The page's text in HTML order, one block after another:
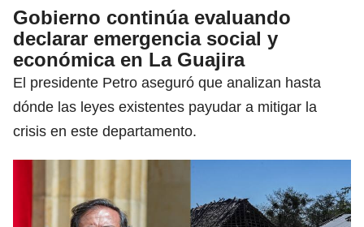
Gobierno continúa evaluando
declarar emergencia social y
económica en La Guajira
El presidente Petro aseguró que analizan hasta
dónde las leyes existentes payudar a mitigar la
crisis en este departamento.